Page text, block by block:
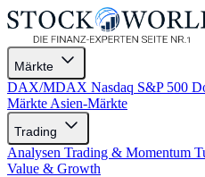
Märkte
DAX/MDAX Nasdaq S&P 500
Märkte Asien-Märkte
Trading
Analysen Trading & Momentum
Value & Growth